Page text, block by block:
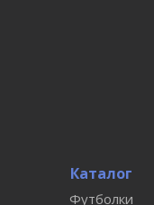
Каталог
Футболки